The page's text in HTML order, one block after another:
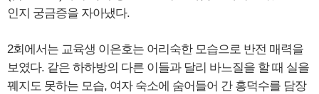
인지 궁금증을 자아냈다.​
2회에서는 교육생 이은호는 어리숙한 모습으로 반전 매력을
보였다. 같은 하하방의 다른 이들과 달리 바느질을 할 때 실을
꿰지도 못하는 모습, 여자 숙소에 숨어들어 간 홍덕수를 담장